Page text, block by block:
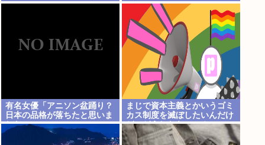
有名女優「アニソン盆踊り？
日本の品格が落ちたと思いま
した」
まじで資本主義とかいうゴミ
カス制度を滅ぼしたいんだけ
ど、どうしたらいい？